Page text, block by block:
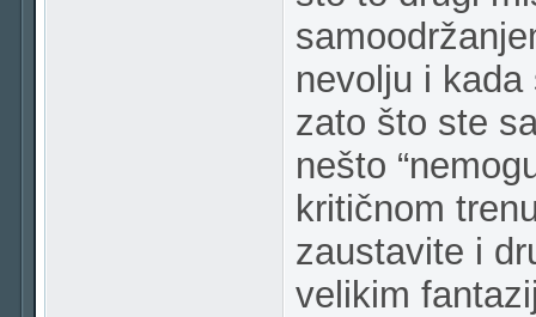
nevolju i
zato što ste
nešto
kritičnom
zaustavite i
velikim